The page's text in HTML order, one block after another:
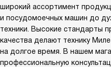
широкий ассортимент
и посудомоечных машин до
техники. Высокие стандарты
качества делают технику
на долгое время. В нашем
профессиональную